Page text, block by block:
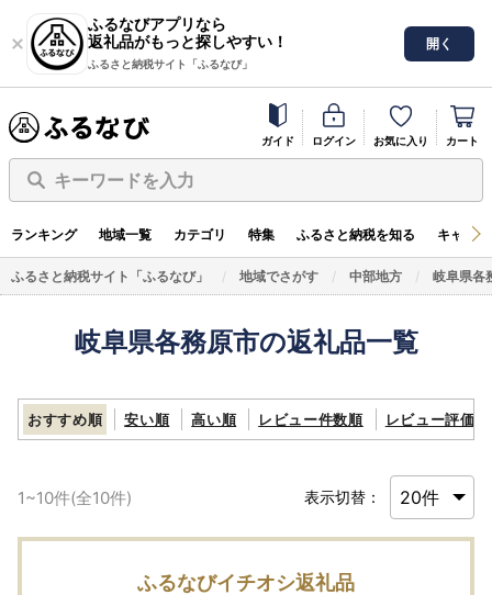
ふるなびアプリなら
返礼品がもっと探しやすい！
ふるさと納税サイト「ふるなび」
開く
ガイド ログイン お気に入り カート
キーワードを入力
ランキング 地域一覧 カテゴリ 特集 ふるさと納税を知る キャン
ふるさと納税サイト「ふるなび」 地域でさがす 中部地方 岐阜県各
岐阜県各務原市の返礼品一覧
おすすめ順 安い順 高い順 レビュー件数順 レビュー評価順
1~10件(全10件) 表示切替：
ふるなびイチオシ返礼品